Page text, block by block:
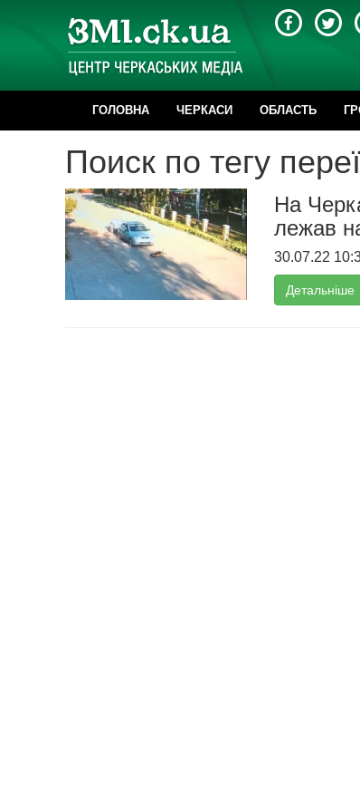
ГОЛОВНА ЧЕРКАСИ ОБЛАСТЬ
Поиск по тегу
На
лежав
30.07.22
Детальніше